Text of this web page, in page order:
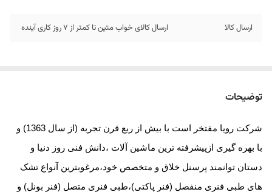
ارسال کالا ارسال کالای خواب متین تا کمتر از 7 روز کاری آینده
توضیحات
شرکت رویا مفتخر است با بیش از ربع قرن تجربه (از سال 1363) و
با بهره گیری ازپیشرفته ترین ماشین آلات ،دانش فنی روز دنیا و
دستان توانمند پرسنل خلاق و متخصص خود،مرغوبترین آنواع تشک
های طبی فنری منفصل (فنر پاکتی)،طبی فنری متصل (فنر بونل) و